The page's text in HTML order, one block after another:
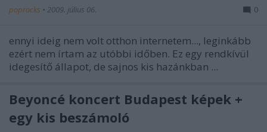
poprocks • 2009. július 06. 0
ennyi ideig nem volt otthon internetem..., leginkább
ezért nem írtam az utóbbi időben. Ez egy rendkívül
idegesítő állapot, de sajnos kis hazánkban ...
Beyoncé koncert Budapest képek +
egy kis beszámoló